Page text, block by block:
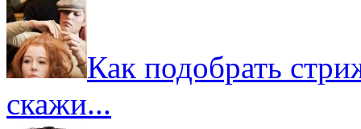
Как подобрать
скажи...